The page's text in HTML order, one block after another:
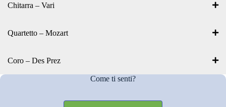
Chitarra – Vari
Quartetto – Mozart
Coro – Des Prez
Come ti senti?